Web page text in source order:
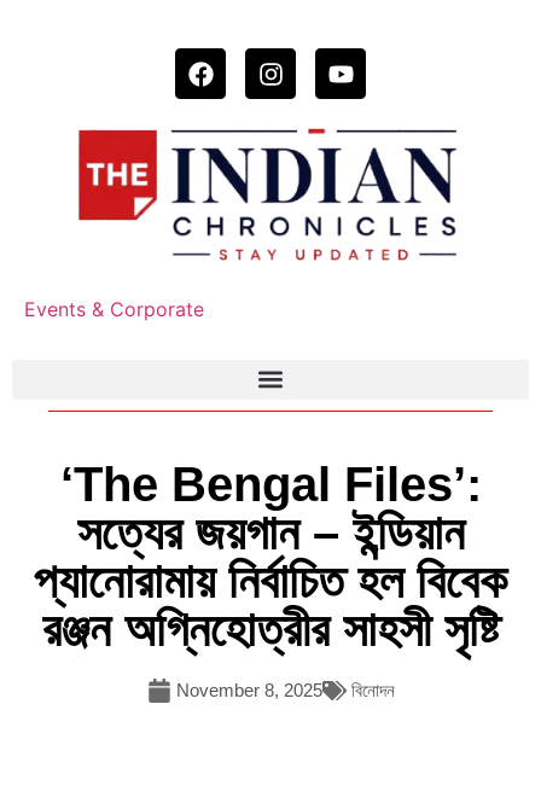
Events & Corporate
‘The Bengal Files’:
সত্যের জয়গান – ইন্ডিয়ান
প্যানোরামায় নির্বাচিত হল বিবেক
রঞ্জন অগ্নিহোত্রীর সাহসী সৃষ্টি
November 8, 2025 বিনোদন